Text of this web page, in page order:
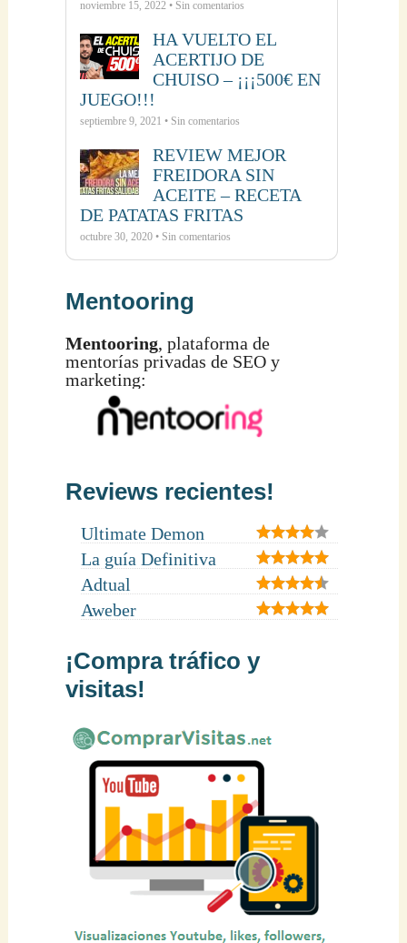
noviembre 15, 2022 • Sin comentarios
HA VUELTO EL
ACERTIJO DE
CHUISO – ¡¡¡500€ EN
JUEGO!!!
septiembre 9, 2021 • Sin comentarios
REVIEW MEJOR
FREIDORA SIN
ACEITE – RECETA
DE PATATAS FRITAS
octubre 30, 2020 • Sin comentarios
Mentooring
Mentooring, plataforma de
mentorías privadas de SEO y
marketing:
Reviews recientes!
Ultimate Demon
La guía Definitiva
Adtual
Aweber
¡Compra tráfico y
visitas!